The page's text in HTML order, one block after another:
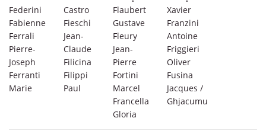
Federini
Fabienne
Ferrali
Pierre-
Joseph
Ferranti
Marie
Castro
Fieschi
Jean-
Claude
Filicina
Filippi
Paul
Flaubert
Gustave
Fleury
Jean-
Pierre
Fortini
Marcel
Francella
Gloria
Xavier
Franzini
Antoine
Friggieri
Oliver
Fusina
Jacques /
Ghjacumu